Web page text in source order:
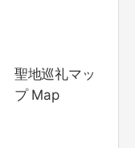
聖地巡礼マッ
プ Map